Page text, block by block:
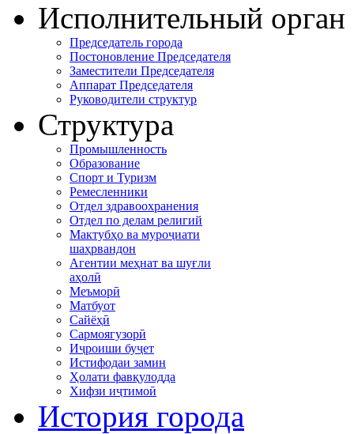
Исполнительный орган
Председатель города
Постоновление Председателя
Заместители Председателя
Аппарат Председателя
Руководители структур
Структура
Промышленность
Образование
Спорт и Туризм
Ремесленники
Отдел здравоохранения
Отдел по делам религий
Мактубҳо ва муроҷиати
шаҳрвандон
Агентии меҳнат ва шуғли
аҳолӣ
Меъморӣ
Матбуот
Сайёҳӣ
Сармоягузорӣ
Иҷроиши буҷет
Истифодаи замин
Ҳолати фавқулодда
Хифзи иҷтимоӣ
История города